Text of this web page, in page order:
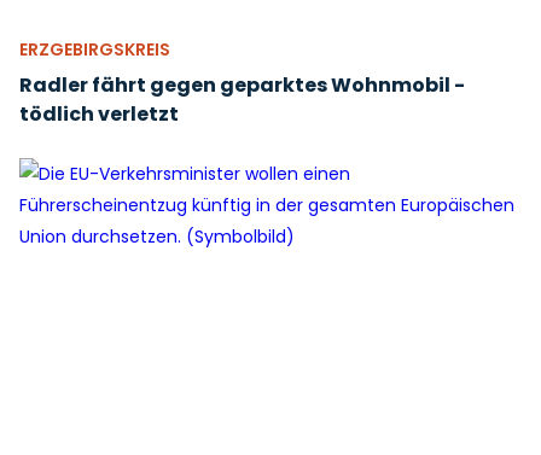
ERZGEBIRGSKREIS
Radler fährt gegen geparktes Wohnmobil -
tödlich verletzt